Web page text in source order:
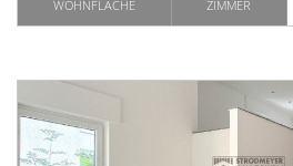
WOHNFLÄCHE
ZIMMER